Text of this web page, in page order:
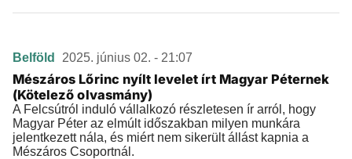
Belföld 2025. június 02. - 21:07
Mészáros Lőrinc nyílt levelet írt Magyar Péternek
(Kötelező olvasmány)
A Felcsútról induló vállalkozó részletesen ír arról, hogy
Magyar Péter az elmúlt időszakban milyen munkára
jelentkezett nála, és miért nem sikerült állást kapnia a
Mészáros Csoportnál.